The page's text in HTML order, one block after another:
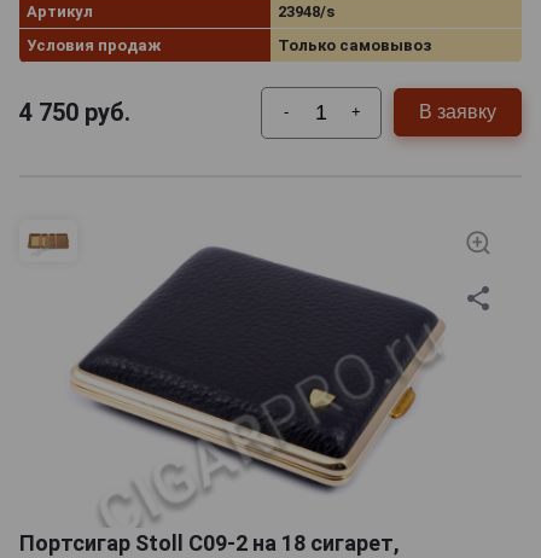
Артикул
23948/s
Условия продаж
Только самовывоз
4 750 руб. - + В заявку
Портсигар Stoll C09-2 на 18 сигарет,